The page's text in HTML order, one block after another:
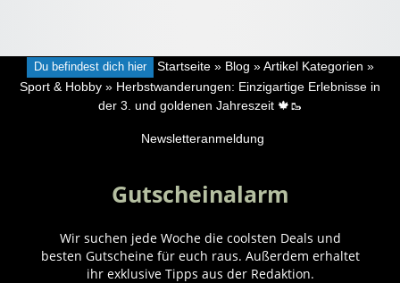
Du befindest dich hier Startseite» Blog » Artikel Kategorien »
Sport & Hobby » Herbstwanderungen: Einzigartige Erlebnisse in
der 3. und goldenen Jahreszeit 🍁🥾
Newsletteranmeldung
Gutscheinalarm
Wir suchen jede Woche die coolsten Deals und
besten Gutscheine für euch raus. Außerdem erhaltet
ihr exklusive Tipps aus der Redaktion.